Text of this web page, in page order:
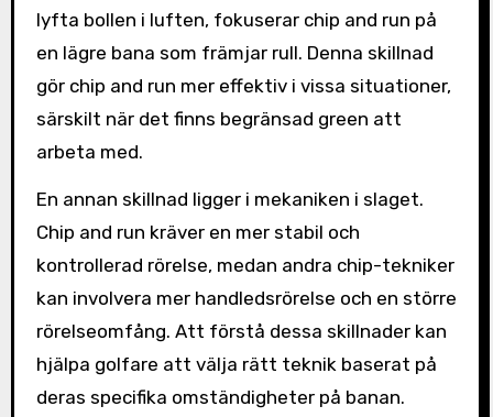
lyfta bollen i luften, fokuserar chip and run på
en lägre bana som främjar rull. Denna skillnad
gör chip and run mer effektiv i vissa situationer,
särskilt när det finns begränsad green att
arbeta med.
En annan skillnad ligger i mekaniken i slaget.
Chip and run kräver en mer stabil och
kontrollerad rörelse, medan andra chip-tekniker
kan involvera mer handledsrörelse och en större
rörelseomfång. Att förstå dessa skillnader kan
hjälpa golfare att välja rätt teknik baserat på
deras specifika omständigheter på banan.